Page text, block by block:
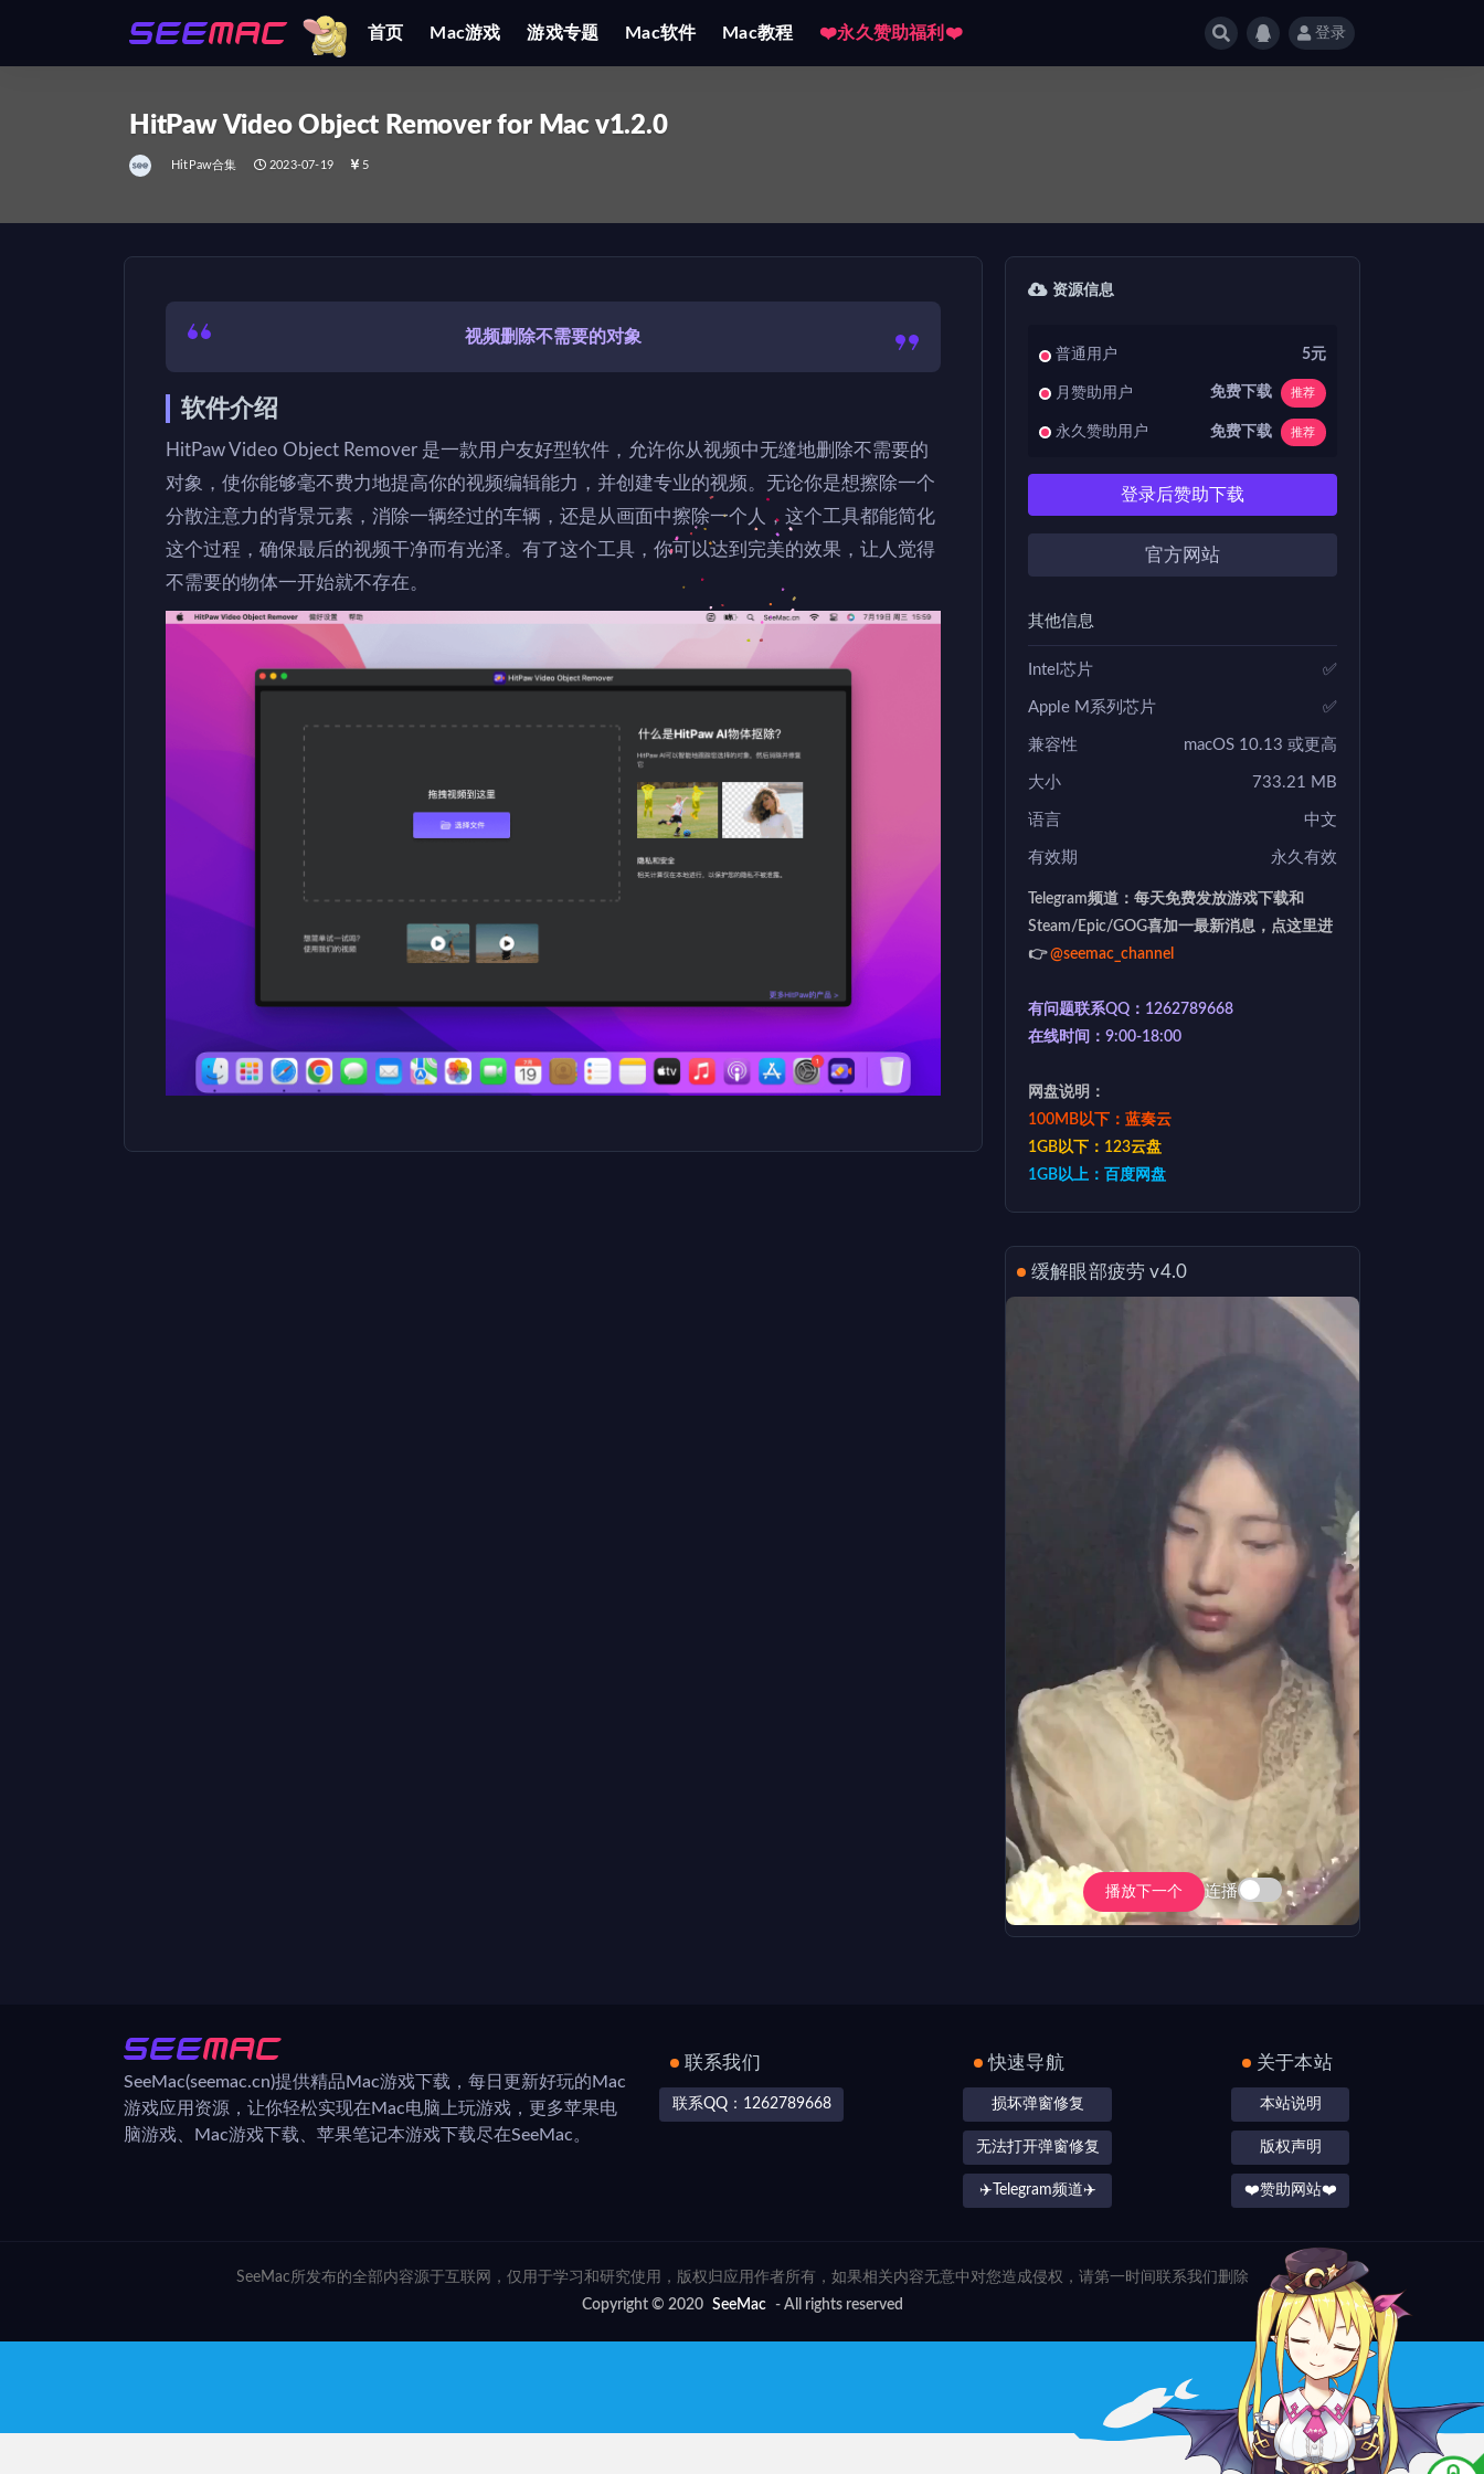
首页 Mac游戏 游戏专题 Mac软件 Mac教程 ❤️永久赞助福利❤️ 登录
HitPaw Video Object Remover for Mac v1.2.0
HitPaw合集 2023-07-19 5
视频删除不需要的对象
软件介绍
HitPaw Video Object Remover 是一款用户友好型软件，允许你从视频中无缝地删除不需要的
对象，使你能够毫不费力地提高你的视频编辑能力，并创建专业的视频。无论你是想擦除一个
分散注意力的背景元素，消除一辆经过的车辆，还是从画面中擦除一个人，这个工具都能简化
这个过程，确保最后的视频干净而有光泽。有了这个工具，你可以达到完美的效果，让人觉得
不需要的物体一开始就不存在。
资源信息
普通用户 5元
月赞助用户 免费下载 推荐
永久赞助用户 免费下载 推荐
登录后赞助下载
官方网站
其他信息
Intel芯片 ✅
Apple M系列芯片 ✅
兼容性 macOS 10.13 或更高
大小 733.21 MB
语言 中文
有效期 永久有效
Telegram频道：每天免费发放游戏下载和
Steam/Epic/GOG喜加一最新消息，点这里进
👉@seemac_channel
有问题联系QQ：1262789668
在线时间：9:00-18:00
网盘说明：
100MB以下：蓝奏云
1GB以下：123云盘
1GB以上：百度网盘
缓解眼部疲劳 v4.0
播放下一个 连播
SeeMac(seemac.cn)提供精品Mac游戏下载，每日更新好玩的Mac
游戏应用资源，让你轻松实现在Mac电脑上玩游戏，更多苹果电
脑游戏、Mac游戏下载、苹果笔记本游戏下载尽在SeeMac。
联系我们
联系QQ：1262789668
快速导航
损坏弹窗修复
无法打开弹窗修复
✈️Telegram频道✈️
关于本站
本站说明
版权声明
❤️赞助网站❤️
SeeMac所发布的全部内容源于互联网，仅用于学习和研究使用，版权归应用作者所有，如果相关内容无意中对您造成侵权，请第一时间联系我们删除
Copyright © 2020 SeeMac - All rights reserved